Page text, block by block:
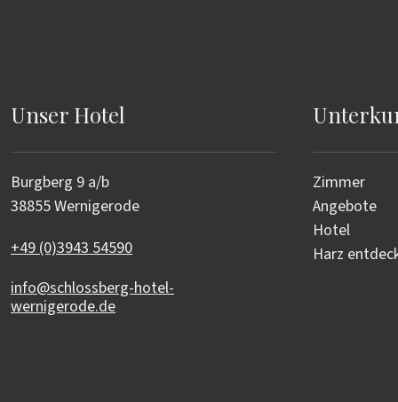
Unser Hotel
Burgberg 9 a/b
38855 Wernigerode
+49 (0)3943 54590
info@schlossberg-hotel-
wernigerode.de
Zimmer
Angebote
Hotel
Harz